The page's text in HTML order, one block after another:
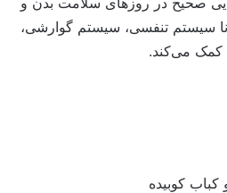
سیستم تنفسی، سیستم گوارشی،
کمک می‌کند.
کوبیده